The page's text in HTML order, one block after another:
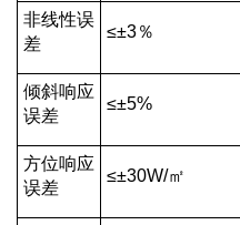
非线性误
差
≤±3％
倾斜响应
误差
≤±5%
方位响应
误差
≤±30W/㎡